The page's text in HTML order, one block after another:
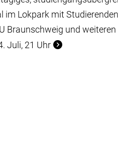
im Lokpark mit
Braunschweig und weiteren
Juli, 21 Uhr